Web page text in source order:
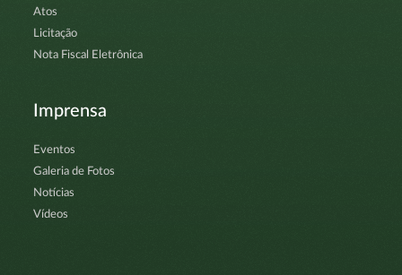
Atos
Licitação
Nota Fiscal Eletrônica
Imprensa
Eventos
Galeria de Fotos
Notícias
Vídeos